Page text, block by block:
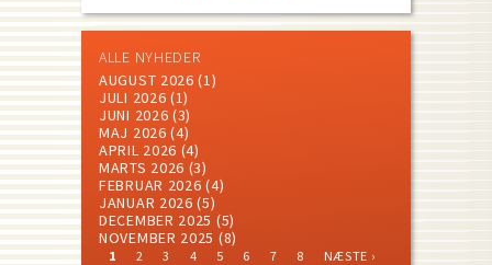
ALLE NYHEDER
AUGUST 2026 (1)
JULI 2026 (1)
JUNI 2026 (3)
MAJ 2026 (4)
APRIL 2026 (4)
MARTS 2026 (3)
FEBRUAR 2026 (4)
JANUAR 2026 (5)
DECEMBER 2025 (5)
NOVEMBER 2025 (8)
CURRENT
1 PAGE
2 PAGE
3 PAGE
4 PAGE
5 PAGE
6 PAGE
7 PAGE
8
NEXT
NÆSTE ›